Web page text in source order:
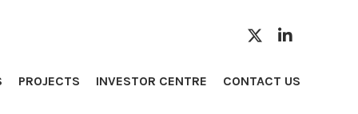
PROJECTS INVESTOR CENTRE CONTACT US